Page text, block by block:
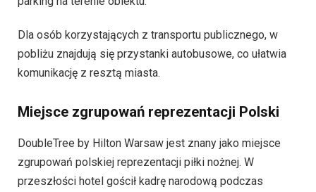
Dla osób korzystających z transportu publicznego, w
pobliżu znajdują się przystanki autobusowe, co ułatwia
komunikację z resztą miasta.
Miejsce zgrupowań reprezentacji Polski
DoubleTree by Hilton Warsaw jest znany jako miejsce
zgrupowań polskiej reprezentacji piłki nożnej. W
przeszłości hotel gościł kadrę narodową podczas